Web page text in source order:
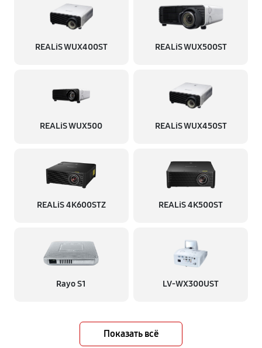
REALiS WUX400ST REALiS WUX500ST
REALiS WUX500 REALiS WUX450ST
REALiS 4K600STZ REALiS 4K500ST
Rayo S1 LV-WX300UST
Показать всё